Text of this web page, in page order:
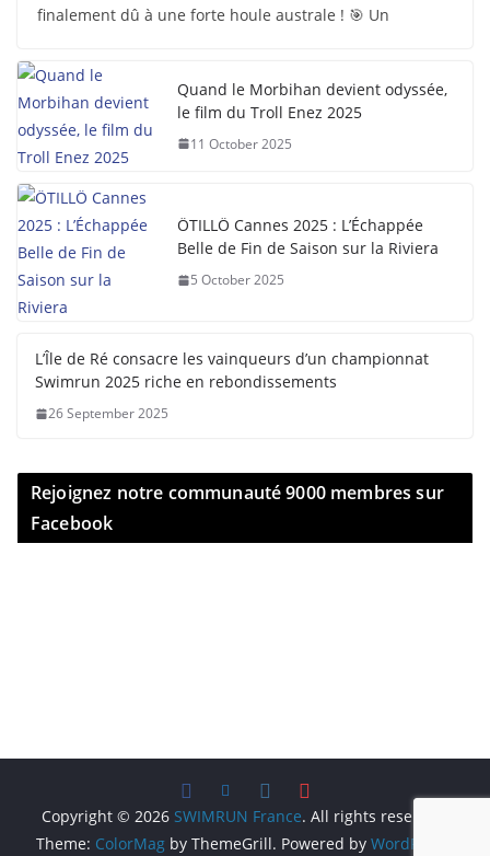
finalement dû à une forte houle australe ! 🎯 Un
Quand le Morbihan devient odyssée,
le film du Troll Enez 2025
11 October 2025
ÖTILLÖ Cannes 2025 : L’Échappée
Belle de Fin de Saison sur la Riviera
5 October 2025
L’Île de Ré consacre les vainqueurs d’un championnat
Swimrun 2025 riche en rebondissements
26 September 2025
Rejoignez notre communauté 9000 membres sur
Facebook
Copyright © 2026 SWIMRUN France. All rights reserved.
Theme: ColorMag by ThemeGrill. Powered by WordPress